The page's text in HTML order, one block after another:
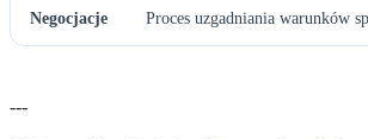
Negocjacje Proces uzgadniania warunków
---